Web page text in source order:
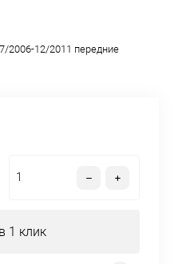
2006-12/2011 передние
1 клик